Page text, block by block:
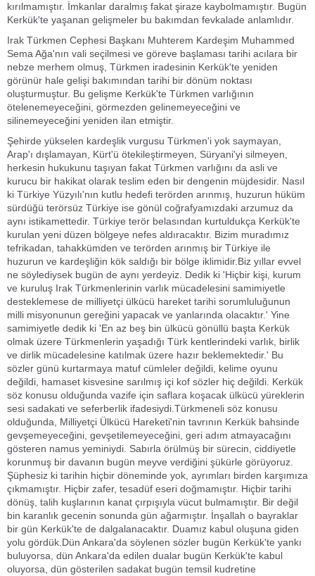
kırılmamıştır. İmkanlar daralmış fakat şiraze kaybolmamıştır. Bugün
Kerkük'te yaşanan gelişmeler bu bakımdan fevkalade anlamlıdır.
Irak Türkmen Cephesi Başkanı Muhterem Kardeşim Muhammed
Sema Ağa'nın vali seçilmesi ve göreve başlaması tarihi acılara bir
nebze merhem olmuş, Türkmen iradesinin Kerkük'te yeniden
görünür hale gelişi bakımından tarihi bir dönüm noktası
oluşturmuştur. Bu gelişme Kerkük'te Türkmen varlığının
ötelenemeyeceğini, görmezden gelinemeyeceğini ve
silinemeyeceğini yeniden ilan etmiştir.
Şehirde yükselen kardeşlik vurgusu Türkmen'i yok saymayan, Arap'ı dışlamayan, Kürt'ü ötekileştirmeyen, Süryani'yi silmeyen, herkesin hukukunu taşıyan fakat Türkmen varlığını da asli ve kurucu bir hakikat olarak teslim eden bir dengenin müjdesidir. Nasıl ki Türkiye Yüzyılı'nın kutlu hedefi terörden arınmış, huzurun hüküm sürdüğü terörsüz Türkiye ise gönül coğrafyamızdaki arzumuz da aynı istikamettedir. Türkiye terör belasından kurtuldukça Kerkük'te kurulan yeni düzen bölgeye nefes aldıracaktır. Bizim muradımız tefrikadan, tahakkümden ve terörden arınmış bir Türkiye ile huzurun ve kardeşliğin kök saldığı bir bölge iklimidir.Biz yıllar evvel ne söylediysek bugün de aynı yerdeyiz. Dedik ki 'Hiçbir kişi, kurum ve kuruluş Irak Türkmenlerinin varlık mücadelesini samimiyetle desteklemese de milliyetçi ülkücü hareket tarihi sorumluluğunun milli misyonunun gereğini yapacak ve yanlarında olacaktır.' Yine samimiyetle dedik ki 'En az beş bin ülkücü gönüllü başta Kerkük olmak üzere Türkmenlerin yaşadığı Türk kentlerindeki varlık, birlik ve dirlik mücadelesine katılmak üzere hazır beklemektedir.' Bu sözler günü kurtarmaya matuf cümleler değildi, kelime oyunu değildi, hamaset kisvesine sarılmış içi kof sözler hiç değildi. Kerkük söz konusu olduğunda vazife için saflara koşacak ülkücü yüreklerin sesi sadakati ve seferberlik ifadesiydi.Türkmeneli söz konusu olduğunda, Milliyetçi Ülkücü Hareketi'nin tavrının Kerkük bahsinde gevşemeyeceğini, gevşetilemeyeceğini, geri adım atmayacağını gösteren namus yeminiydi. Sabırla örülmüş bir sürecin, ciddiyetle korunmuş bir davanın bugün meyve verdiğini şükürle görüyoruz. Şüphesiz ki tarihin hiçbir döneminde yok, ayrımları birden karşımıza çıkmamıştır. Hiçbir zafer, tesadüf eseri doğmamıştır. Hiçbir tarihi dönüş, talih kuşlarının kanat çırpışıyla vücut bulmamıştır. Bir değil bin karanlık gecenin sonunda gün ağarmıştır. İnşallah o bayraklar bir gün Kerkük'te de dalgalanacaktır. Duamız kabul oluşuna giden yolu gördük.Dün Ankara'da söylenen sözler bugün Kerkük'te yankı buluyorsa, dün Ankara'da edilen dualar bugün Kerkük'te kabul oluyorsa, dün gösterilen sadakat bugün temsil kudretine dönüşüyorsa, bunun sebebi Türk milliyetçiliği davasının büyüklüğüdür. Bizim yürüyüşümüz nasıl ki gelişigüzel adımlarla başlamadıysa, günübirlik heyecanlarla da devam etmemektedir. Bizim yürüyüşümüz şuurla bilenen, sebatla keskinleşen, uzun soluklu, kutlu bir maratondur. Kerkük'ün bizlere bir miras, Türkmen soydaşlarımızın ise sahipsiz, bırakılmayacak bir emanet olduğunu, Türk milletinin de ne denli 'el emin' bir millet olduğunu bir kez daha cümle aleme göstermiş olduk. Kerkük bir daha pazarlık masalarına konu olmayacaktır. Soydaşlarımız canıyla, malıyla, diliyle ve duasıyla yurdundan koparılamayacaktır. Huzurumuz hiçbir karanlık denklemin, hiçbir kalleş müzakerenin malzemesi haline getirilemeyecektir. Türkçe'nin sesi kısılamayacak, hiçbir Türkmen ocağının ışığı söndürülemeyecektir. Devran dönmüştür, asır Türk asrıdır, Türkiye asrıdır. Kerkük yaşayacak, Türkmen eli doğrulacak, Allah'ın izniyle de ebediyen yaşayacaktır.Biz ne Kerkük'ü unuturuz, ne Musul'u zihnimizden çıkarırız, ne de soydaşlarımızı sahipsiz bırakırız. Kerkük'ten Doğu Türkistan'a Karabağ'dan Kıbrıs'a kadar ahde vefanın adı olan bütün kardeşlerimizin yanındayız. Çizgimizden sapmayız, yolumuzdan şaşmayız, hedefi şaşırmayız. Çünkü milliyetçi hareket zamana göre renk değiştirmez, konuma göre biçim değiştirmez, rüzgara göre yön değiştirmez, menfaate göre söz değiştirmez. Milliyetçi ülkücü hareket, tehdit karşısında eğilmeyenlerin, tasallut karşısında çözülmeyenlerin, taarruz karşısında kaçmayanların, tahakküm karşısında korkmayanların, nerede bir Türk varsa kardeşi bilip kucaklayanların, soydaşının hukukunu sonuna kadar savunanların kutlu ve köklü duruşudur.Irak bizim için sıradan bir komşu ülke değildir. Kerkük'ten Musul'a, Bağdat'tan Basra'ya, Erbil'den Necef'e uzanan coğrafya, ortak tarihimizin, ticaret yollarımızın, kültürel bağlarımızın ve güvenlik hassasiyetlerimizin canlı zeminidir. Irak'ta huzur güçlendikçe Türkiye'nin güney hattı rahatlar. Irak'ın birliği korundukça bölgesel denge sağlamlaşır. Bu nedenle Türkiye'nin Irak siyaseti yalnız kriz ve güvenlik başlıklarına sıkıştırılamaz. Terörle mücadele hayati ve öncelikli olmakla birlikte ilişkilerin ufku, enerji, ulaştırma, su yönetimi, sınır ticareti, altyapı eğitim kültür ve karşılıklı yatırımlarla genişletilmelidir. Kerkük ise bu büyük resmin en hassas başlığıdır. Türkiye için Kerkük, etnik veya mezhebi gerilim alanı olmaktan önce ortak hafızanın ve birlikte yaşama iradesinin sembolüdür. Arzumuz Kerkük'ün Türkmen ile, Arap ile, Kürt'ü ile, Süryani'si ile, Irak'ın egemenliği altında güvenli, adil ve müreffeh bir şehir olarak güçlenmesidir. Irak'la dostluğumuz iyi niyet beyanlarında kalmamalı. Kerkük'ün eski günlerine yeniden dönmesini sağlayacak adımlar atılmalı ve ticaret yolları, enerji hatları, güvenlik istişareleri ve yatırımlar ve somut kalkınma projeleriyle kökleşmelidir. Türkiye ile Irak birlikte hareket ettikçe sınır bir ayrışma çizgisi olmaktan çıkarak refah ve emniyet kapısına dönüşür.Önümüzde şimdi bir başka cephe daha vardır. Bu cephe kimi zaman görünürdür, kimi zaman örtülüdür, kimi zaman diplomatik nezaketin arkasına saklanır, kimi zaman gibi sözlerin arkasından kendini açık eder. Avrupa'nın Türkiye'ye bakarken içine düştüğü zihni ve siyasi yanlışlık yapılan açıklamalarda gün yüzüne çıkmaktadır. Avrupa Komisyonu Başkanı Ursula von der Leyen 21 Nisan'da Avrupa kıtasının Rus, Türk veya Çin etkisine bırakılmaması gerektiğini söylemiştir. Bu söz sıradan bir cümle gibi geçiştirilemez. Avrupa Birliği yürütme organının en üst siyasi makamından çıkan bu ifade, bir yorumcunun, bir köşe yazarının ya da talihi bir aktörün beyanı sayılamaz. Avrupa Komisyonu Başkanı'nın ağzından dökülen bu söz dilin kazası olarak görülemez. Zihnin derinliğinde duran tasnifin, kibrin ve çifte standartlarının dışavurumudur.Nitekim bu küstah dilin jeopolitik bakımdan sorunlu, gerçeklikten kopuk ve çifte standartlı bulunduğu bizzat kendi çevrelerinde dile getirilmiştir. Hatta aynı çevreler Türkiye'nin Avrupa güvenliği bakımından temel bir müttefik, enerji hatları ve kaynakları bakımından hayati bir damar, göç yönetimi bakımından kilit bir ortak ve bölgesel denge bakımından vazgeçilmez bir güç olduğunu hatırlatmak zorunda kalmıştır. Bahsettiğimiz husus gündelik bir basın polemiği seviyesine görülemez. Burada da karşımıza duran şey Avrupa'nın Türkiye'yi anlamakta yaşadığı derin zihni arızadır.Avrupa Birliği Türkiye'yi yıllardır üyelik bahsinde dışarıda, güvenlikte içeride, değerler söyleminde ötede, yük paylaşımında beride tutmaya çalışmıştır. Bu tutum siyasal ahlak bakımından sakattır. Stratejik akıl bakımından ise tutarsızdır. Bu tavır ortaklık dili üretemez. Bu tavır samimiyet doğuramaz. Bu tavır güven iklimi inşa edemez. Öyle ya da böyle ister doluya koyun almasın, ister boşa koyun dolmasın. Türkiye jeopolitik düğümlerin tam ortasındadır, kilit noktasındadır, cümle kapısıdır. Neydim demeyen, mahfillerin ne olduğunu tavrıyla mücadele etmek zorunda kaldığımız bu basiretsiz uluslararası sahada mesele Türkiye'nin nerede durduğu değil, Avrupa Birliği'nin nereye savrulduğudur. Mesele Ankara'nın istikameti değil, Brüksel'in iki yüzlü siyasetidir. Mesele Türkiye'dir, Türkiye'yi gerektiğinde dışlayıp, gerektiğinde kullanmak isteyen çarpık, çıkarcı, ikiyüzlü Avrupa zihniyetidir. Bu tablo yeni de değildir. Türkiye ve dünya siyasetini satır satır okuyabilen, okuduğunu anlayan, anladığını yine ülkesi ve milleti için anlatan bizler bakımından hiç şaşırtıcı değildir. Avrupa'nın tarihi serencamı ortadadır. Coğrafi keşiflerden itibaren büyüttüğü güç, büyük ölçüde kan, gözyaşı, gasp, sömürü ve intihar çizgisi üzerinde tahkim edilmiştir.Bugün Avrupa kıtasının karşı karşıya bulunduğu asıl buhran dışarıdaki rakiplerinden evvel kendi içindeki mana kaybıdır. Niyetini ve eylemini aynı hatta buluşturamayan, değer söylemiyle çıkar siyasetini aynı anda taşımaya çalışan, eşitlik dilini menfaat hesabına feda eden Avrupa'da bugün kendi siyasi körlüğüyle yüz yüzedir. Şayet Avrupa Türkiye'ye karşı kullandığı dili adalet, hakkaniyet ve rasyonalite zeminine çekmezse, şayet kendisini hala eski hiyerarşi duygusunun konforu içinde zannederse, şayet Türkiye'ye ihtiyaç anında çağrılacak, rahatladığı anda ötede tutulacak bir unsur gibi görmeyi sürdürürse, kendi tarlasını nadasa mahkum eden siyasi bir kuraklıkla karşı karşıya kalacaktır. Tarih, kibrini aklının önüne geçiren merkezlerin nasıl çözüldüğüne defalarca şahittir. Ursula Hanım'ın şahsında tüm Afrika efkarına buradan sesleniyorum. Biz, kökleri Asya'nın derinliklerine inen, dalları Avrupa ufkuna uzanan, gölgesi Afrika'ya düşen büyük bir medeniyetin tecessüm etmiş devleti olan Türkiye Cumhuriyeti'yiz. Türkiye, 'gel' denilince gelen 'git' denildiğinde giden bir unsur gibi görülemez. Türkiye dosttur fakat dostluğu tahrike açık bir mahiyette değildir. Türkiye ile ilişki kurmak isteyen herkes önce bu milletin onurunu, bu devletin vakarını ve bu tarihin ağırlığını hesaba katmak zorundadır.Herkes şunu çok iyi bilmelidir: Türkiye yalnız rahat günlerin devleti değildir. Bu milletin acı eşiği yüksektir. Bu devletin kriz hafızası derindir. Türkiye sarsıntı anlarında savrulmayan yüksek basınç anlarında paniğe kapılmayan, tahrik karşısında öfkesini akla, tehdidi iradeye tahvil eden köklü bir devlet geleneğinin bugünkü adıdır. Tansiyon yükseldiğinde yönünü şaşıran nice devletler görülmüştür. Türkiye ise en çetin zamanlarda dahi istikamet duygusunu muhafaza eden, soğukkanlılığı kuvvetle mesheden, sabrı kudretle tamamlayan bir devlettir.Bizim sükunetimiz zaaf diye okunamaz. Bizim sabrımız geri çekilme işareti olarak yorumlanamaz. Bizim serinkanlılığımız tereddüt perdesi sanılamaz. Bunların her biri asırların sızdığı devlet aklının acıyı taşıma kudretinin ve tansiyonu yönetme kabiliyetinin tezahürüdür. Türkiye'yi hafif alanlar çoğu zaman onun sessizliğini yanlış okumuş, vakarını edilgenlik sanmış, sabrını sınamaya